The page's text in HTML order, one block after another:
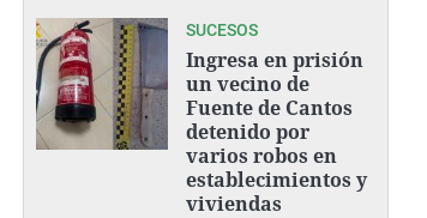
SUCESOS
Ingresa en prisión
un vecino de
Fuente de Cantos
detenido por
varios robos en
establecimientos y
viviendas